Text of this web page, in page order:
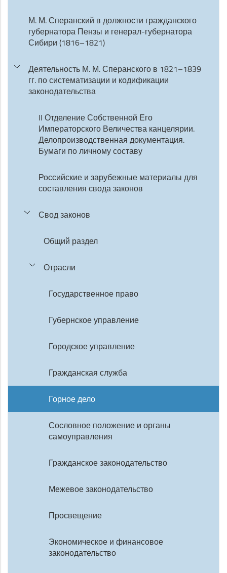
М. М. Сперанский в должности гражданского
губернатора Пензы и генерал-губернатора
Сибири (1816–1821)
Деятельность М. М. Сперанского в 1821–1839
гг. по систематизации и кодификации
законодательства
II Отделение Собственной Его
Императорского Величества канцелярии.
Делопроизводственная документация.
Бумаги по личному составу
Российские и зарубежные материалы для
составления свода законов
Свод законов
Общий раздел
Отрасли
Государственное право
Губернское управление
Городское управление
Гражданская служба
Горное дело
Сословное положение и органы
самоуправления
Гражданское законодательство
Межевое законодательство
Просвещение
Экономическое и финансовое
законодательство